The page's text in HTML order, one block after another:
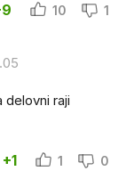
10 1
delovni raji
+1 1 0